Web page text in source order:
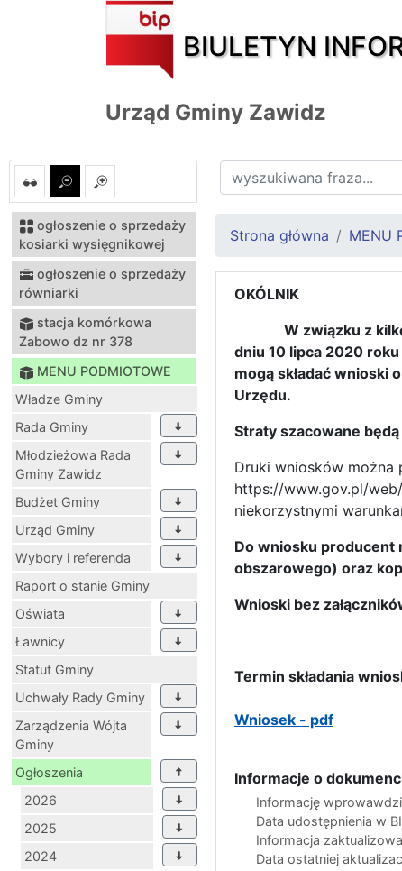
BIULETYN
Urząd Gminy Zawidz
ogłoszenie o sprzedaży
kosiarki wysięgnikowej
ogłoszenie o sprzedaży
równiarki
stacja komórkowa
Żabowo dz nr 378
MENU PODMIOTOWE
Władze Gminy
Rada Gminy
Młodzieżowa Rada
Gminy Zawidz
Budżet Gminy
Urząd Gminy
Wybory i referenda
Raport o stanie Gminy
Oświata
Ławnicy
Statut Gminy
Uchwały Rady Gminy
Zarządzenia Wójta
Gminy
Ogłoszenia
2026
2025
2024
Strona główna MENU
OKÓLNIK
W związku z
dniu 10 lipca 2020
mogą składać
Urzędu.
Straty szacowane
Druki wniosków można
https://www.gov.pl/
niekorzystnymi
Do wniosku producent
obszarowego) oraz
Wnioski bez
Termin składania
Wniosek - pdf
Informacje o
Informację
Data udostępnienia w
Informacja
Data ostatniej